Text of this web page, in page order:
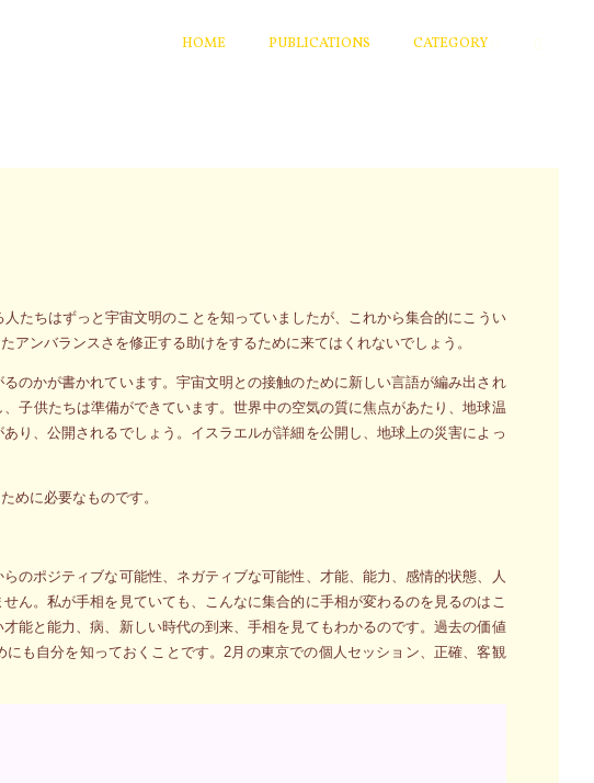
HOME PUBLICATIONS CATEGORY
たちはずっと宇宙文明のことを知っていましたが、これから集合的にこうい
ンバランスさを修正する助けをするために来てはくれないでしょう。
のかが書かれています。宇宙文明との接触のために新しい言語が編み出され
子供たちは準備ができています。世界中の空気の質に焦点があたり、地球温
り、公開されるでしょう。イスラエルが詳細を公開し、地球上の災害によっ
めに必要なものです。
のポジティブな可能性、ネガティブな可能性、才能、能力、感情的状態、人
ん。私が手相を見ていても、こんなに集合的に手相が変わるのを見るのはこ
能と能力、病、新しい時代の到来、手相を見てもわかるのです。過去の価値
も自分を知っておくことです。2月の東京での個人セッション、正確、客観